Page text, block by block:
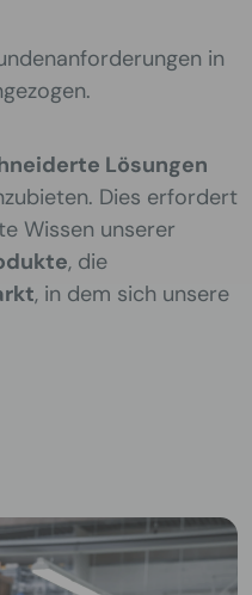
in
Lösungen
Dies erfordert
Wissen unserer
, die
, in dem sich unsere